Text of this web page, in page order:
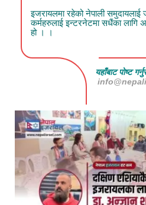
इजरायलमा रहेको नेपाली समुदायलाई
कर्महरुलाई इन्टरनेटमा सधैंका लागि
हो । ।
यहाँबाट पोष्ट